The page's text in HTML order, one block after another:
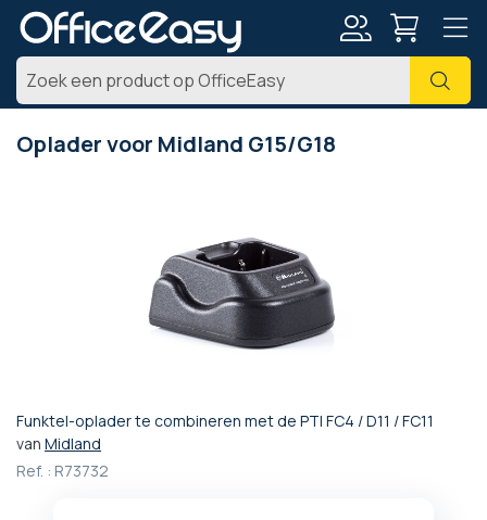
Zoek
Oplader voor Midland G15/G18
Funktel-oplader te combineren met de PTI FC4 / D11 / FC11
van Midland
Ref. : R73732
Ga
naar
het